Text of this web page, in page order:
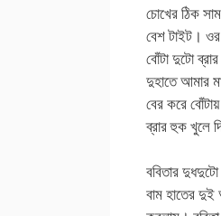
চোখের ঠিক
বেশ টাইট। ওর
বোঁটা দুটো
দুহাতে আমার
বের করে
ব্রার হুক খুলে
ববিতার
বাম হাতের